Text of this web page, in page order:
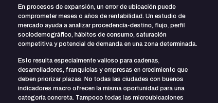
En procesos de expansión, un error de ubicación puede
comprometer meses o años de rentabilidad. Un estudio de
mercado ayuda a analizar procedencia-destino, flujo, perfil
sociodemográfico, hábitos de consumo, saturación
competitiva y potencial de demanda en una zona determinada.
Esto resulta especialmente valioso para cadenas,
desarrolladores, franquicias y empresas en crecimiento que
deben priorizar plazas. No todas las ciudades con buenos
indicadores macro ofrecen la misma oportunidad para una
categoría concreta. Tampoco todas las microubicaciones